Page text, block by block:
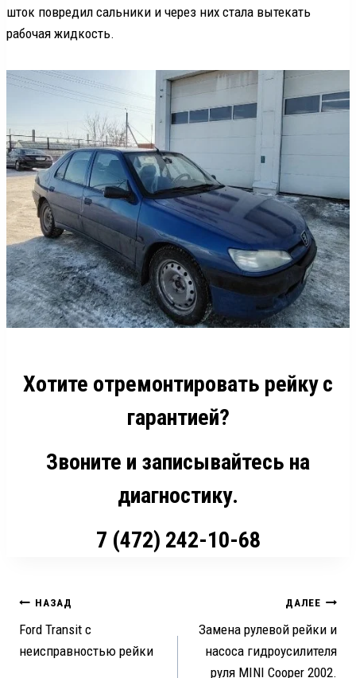
шток повредил сальники и через них стала вытекать
рабочая жидкость.
Хотите отремонтировать рейку с
гарантией?
Звоните и записывайтесь на
диагностику.
7 (472) 242-10-68
Навигация
по
НАЗАД
Ford Transit с
неисправностью рейки
ДАЛЕЕ
Замена рулевой рейки и
насоса гидроусилителя
руля MINI Cooper 2002.